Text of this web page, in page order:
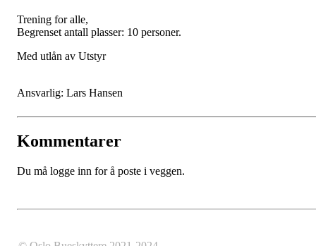
Trening for alle,
Begrenset antall plasser: 10 personer.
Med utlån av Utstyr
Ansvarlig: Lars Hansen
Kommentarer
Du må logge inn for å poste i veggen.